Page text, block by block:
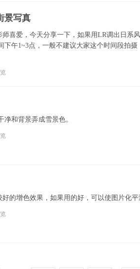
景写真
喜爱，今天分享一下，如果用LR调出日系风
午1~3点，一般不建议大家这个时间段拍摄
和背景弄成雪景色。
的增色效果，如果用的好，可以使图片化平